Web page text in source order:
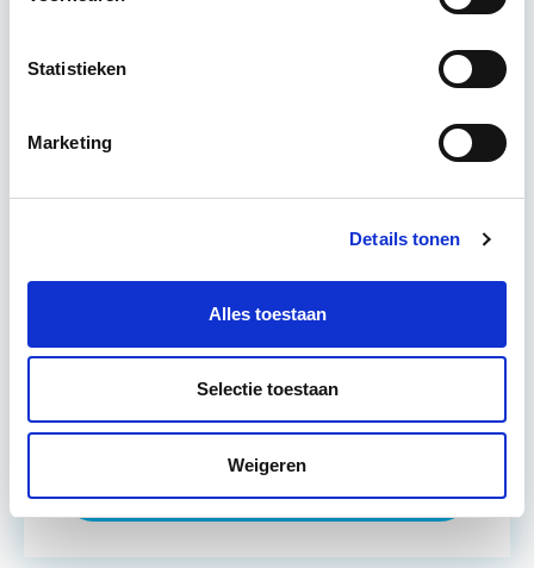
Statistieken
Marketing
Details tonen
Alles toestaan
Selectie toestaan
Weigeren
is bestemd voor vaktechnische deskundigen die de
Lees verder
Eerstvolgende startdatum
Direct starten - Blended Learning
Meer informatie